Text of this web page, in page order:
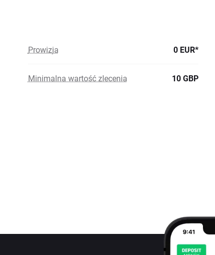
Prowizja 0 EUR*
Minimalna wartość zlecenia 10 GBP